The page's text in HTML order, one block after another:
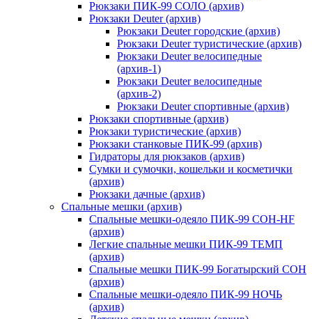
Рюкзаки ПИК-99 СОЛО (архив)
Рюкзаки Deuter (архив)
Рюкзаки Deuter городские (архив)
Рюкзаки Deuter туристические (архив)
Рюкзаки Deuter велосипедные
(архив-1)
Рюкзаки Deuter велосипедные
(архив-2)
Рюкзаки Deuter спортивные (архив)
Рюкзаки спортивные (архив)
Рюкзаки туристические (архив)
Рюкзаки станковые ПИК-99 (архив)
Гидраторы для рюкзаков (архив)
Сумки и сумочки, кошельки и косметички
(архив)
Рюкзаки дачные (архив)
Спальные мешки (архив)
Спальные мешки-одеяло ПИК-99 СОН-HF
(архив)
Легкие спальные мешки ПИК-99 ТЕМП
(архив)
Спальные мешки ПИК-99 Богатырский СОН
(архив)
Спальные мешки-одеяло ПИК-99 НОЧЬ
(архив)